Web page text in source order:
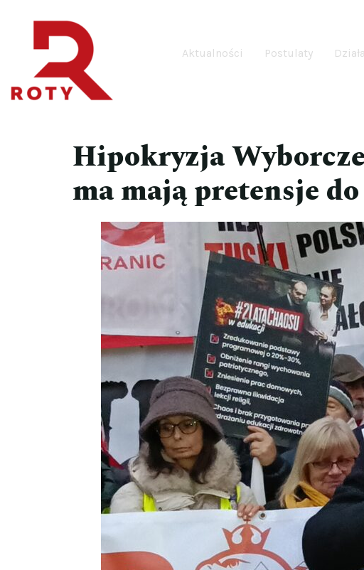
Aktualności Postulaty
Hipokryzja
ma mają pretensje